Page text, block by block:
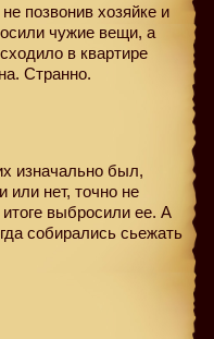
позвонив хозяйке и
чужие вещи, а
в квартире
Странно.
изначально был,
или нет, точно не
итоге выбросили ее. А
собирались сьежать